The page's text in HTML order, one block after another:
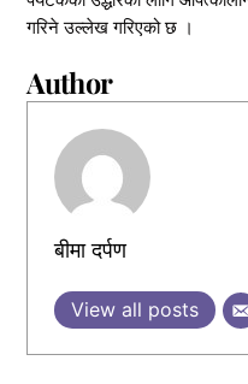
गरिने उल्लेख गरिएको छ ।
Author
बीमा दर्पण
View all posts